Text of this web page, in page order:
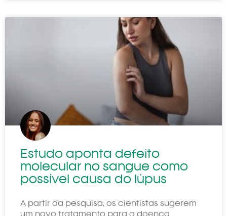
Estudo aponta defeito
molecular no sangue como
possível causa do lúpus
A partir da pesquisa, os cientistas sugerem